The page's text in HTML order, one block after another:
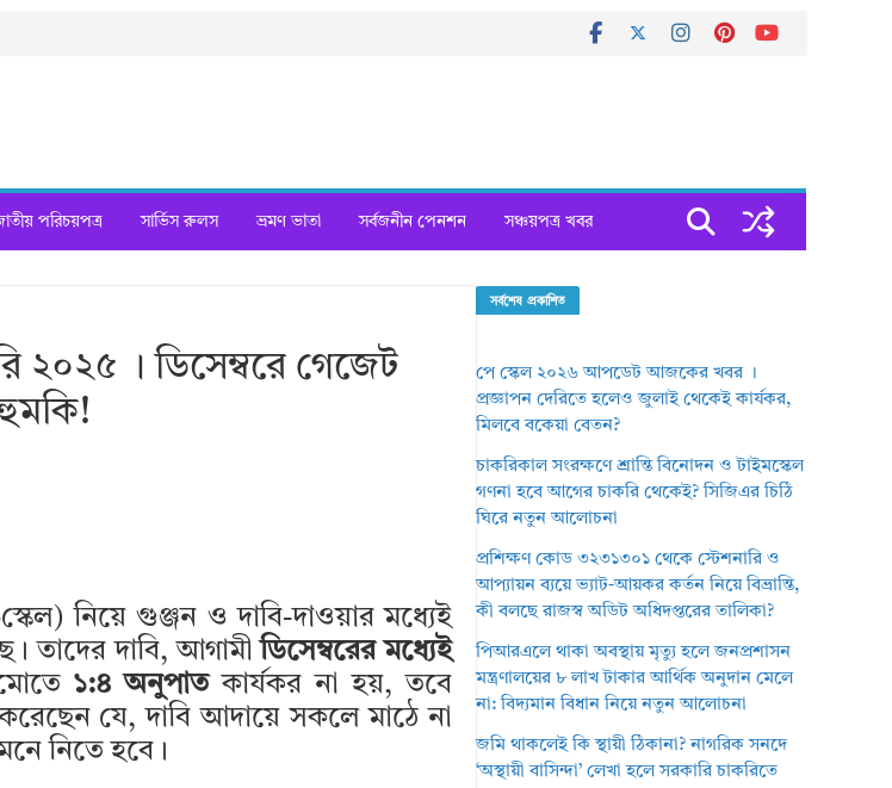
পরিচয়পত্র সার্ভিস রুলস ভ্রমণ ভাতা সর্বজনীন পেনশন সঞ্চয়পত্র খবর
২০২৫ । ডিসেম্বরে গেজেট
নিয়ে গুঞ্জন ও দাবি-দাওয়ার মধ্যেই
তাদের দাবি, আগামীডিসেম্বরের মধ্যেই
১:৪ অনুপাতকার্যকর না হয়, তবে
যে, দাবি আদায়ে সকলে মাঠে না
নিতে হবে।
সর্বশেষ প্রকাশিত
পে স্কেল ২০২৬ আপডেট আজকের খবর ।
প্রজ্ঞাপন দেরিতে হলেও জুলাই থেকেই কার্যকর,
মিলবে বকেয়া বেতন?
চাকরিকাল সংরক্ষণে শ্রান্তি বিনোদন ও টাইমস্কেল
গণনা হবে আগের চাকরি থেকেই? সিজিএর চিঠি
ঘিরে নতুন আলোচনা
প্রশিক্ষণ কোড ৩২৩১৩০১ থেকে স্টেশনারি ও
আপ্যায়ন ব্যয়ে ভ্যাট-আয়কর কর্তন নিয়ে বিভ্রান্তি,
কী বলছে রাজস্ব অডিট অধিদপ্তরের তালিকা?
পিআরএলে থাকা অবস্থায় মৃত্যু হলে জনপ্রশাসন
মন্ত্রণালয়ের ৮ লাখ টাকার আর্থিক অনুদান মেলে
না: বিদ্যমান বিধান নিয়ে নতুন আলোচনা
জমি থাকলেই কি স্থায়ী ঠিকানা? নাগরিক সনদে
‘অস্থায়ী বাসিন্দা’ লেখা হলে সরকারি চাকরিতে